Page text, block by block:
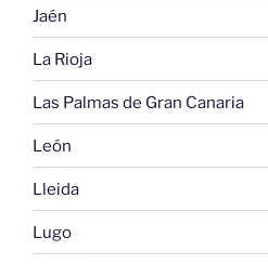
Jaén
La Rioja
Las Palmas de Gran Canaria
León
Lleida
Lugo